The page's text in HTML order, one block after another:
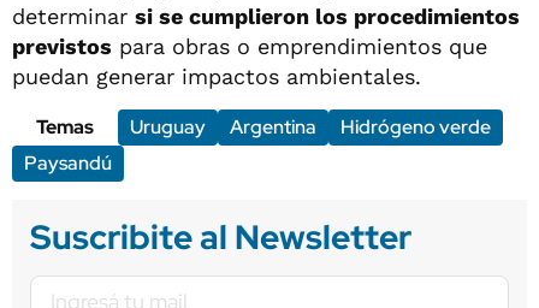
determinar si se cumplieron los procedimientos
previstos para obras o emprendimientos que
puedan generar impactos ambientales.
Temas
Uruguay Argentina
Hidrógeno verde
Paysandú
Suscribite al Newsletter